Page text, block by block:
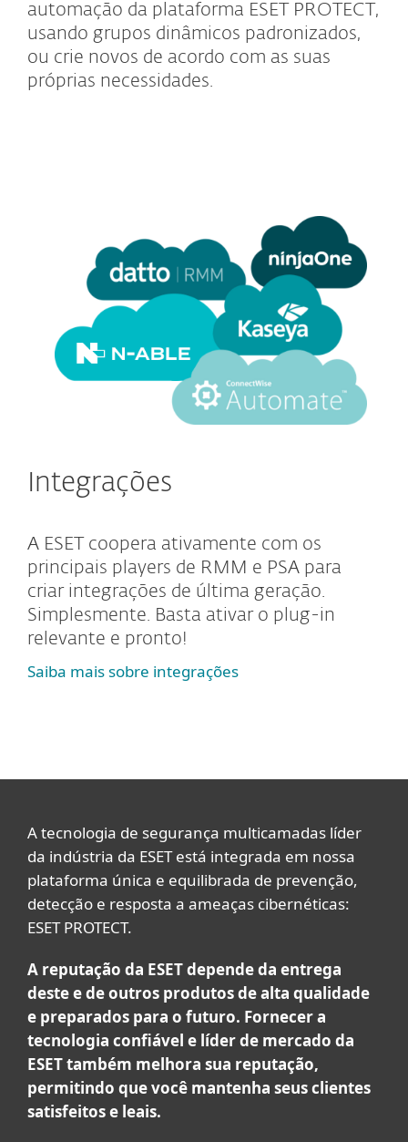
automação da plataforma ESET PROTECT,
usando grupos dinâmicos padronizados,
ou crie novos de acordo com as suas
próprias necessidades.
Integrações
A ESET coopera ativamente com os
principais players de RMM e PSA para
criar integrações de última geração.
Simplesmente. Basta ativar o plug-in
relevante e pronto!
Saiba mais sobre integrações
A tecnologia de segurança multicamadas líder
da indústria da ESET está integrada em nossa
plataforma única e equilibrada de prevenção,
detecção e resposta a ameaças cibernéticas:
ESET PROTECT.
A reputação da ESET depende da entrega
deste e de outros produtos de alta qualidade
e preparados para o futuro. Fornecer a
tecnologia confiável e líder de mercado da
ESET também melhora sua reputação,
permitindo que você mantenha seus clientes
satisfeitos e leais.